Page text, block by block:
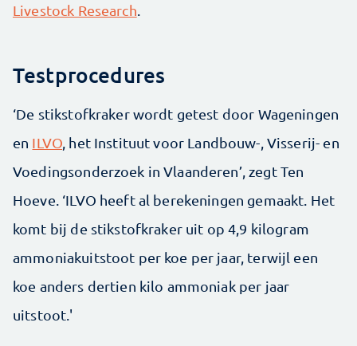
Livestock Research
Testprocedures
‘De stikstofkraker wordt getest door Wageningen
en ILVO , het Instituut voor Landbouw-, Visserij- en
Voedingsonderzoek in Vlaanderen’, zegt Ten
Hoeve. ‘ILVO heeft al berekeningen gemaakt. Het
komt bij de stikstofkraker uit op 4,9 kilogram
ammoniak­uitstoot per koe per jaar, terwijl een
koe anders dertien kilo ammoniak per jaar
uitstoot.'